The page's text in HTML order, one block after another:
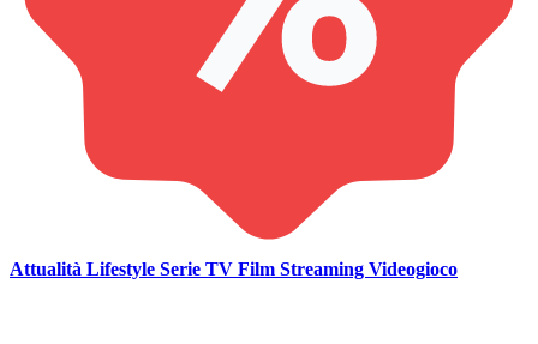
Attualità Lifestyle Serie TV Film Streaming Videogioco